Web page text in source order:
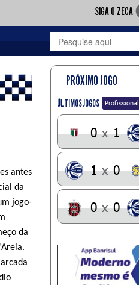
SIGA O ZECA
antes
da
jogo-
da
PRÓXIMO JOGO
ÚLTIMOS JOGOS Profissional
0 x 1
1 x 0
0 x 0